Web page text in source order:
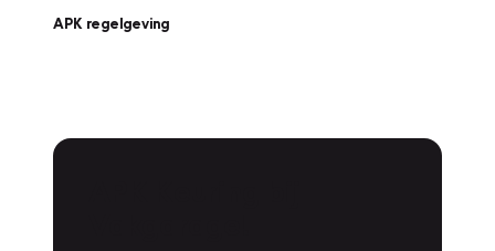
APK regelgeving